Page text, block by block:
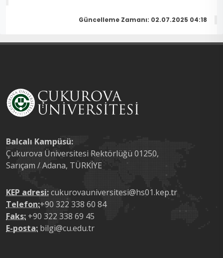
Güncelleme Zamanı: 02.07.2025 04:18
Balcalı Kampüsü:
Çukurova Üniversitesi Rektörlüğü 01250,
Sarıçam / Adana, TÜRKİYE
KEP adresi:cukurovauniversitesi@hs01.kep.tr
Telefon:+90 322 338 60 84
Faks: +90 322 338 69 45
E-posta: bilgi@cu.edu.tr